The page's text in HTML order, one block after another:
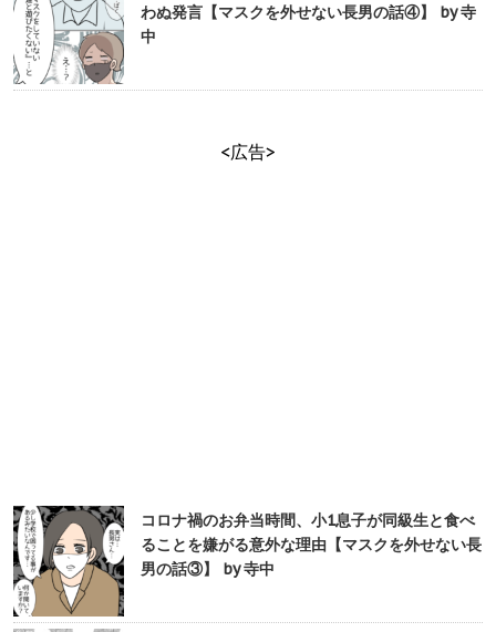
わぬ発言【マスクを外せない長男の話④】 by 寺
中
<広告>
コロナ禍のお弁当時間、小1息子が同級生と食べ
ることを嫌がる意外な理由【マスクを外せない長
男の話③】 by 寺中